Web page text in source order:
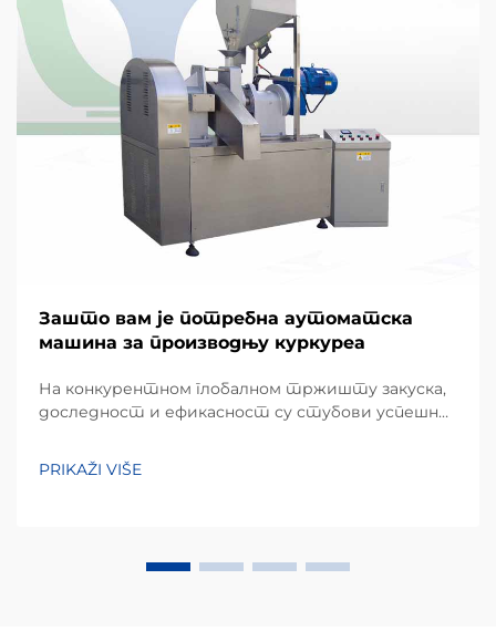
Зашто вам је потребна аутоматска
машина за производњу куркуреа
На конкурентном глобалном тржишту закуска,
доследност и ефикасност су стубови успешног
врста екструдиране кукурузне закуске позната
по свом јединственом неправилном облику и
PRIKAŽI VIŠE